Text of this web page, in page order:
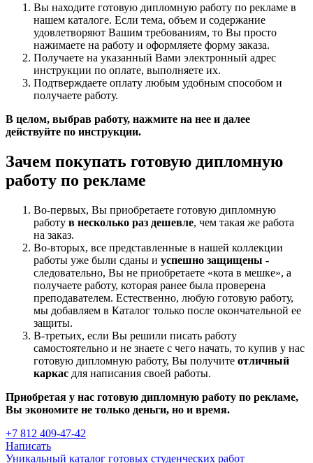
Вы находите готовую дипломную работу по рекламе в
нашем каталоге. Если тема, объем и содержание
удовлетворяют Вашим требованиям, то Вы просто
нажимаете на работу и оформляете форму заказа.
Получаете на указанный Вами электронный адрес
инструкции по оплате, выполняете их.
Подтверждаете оплату любым удобным способом и
получаете работу.
В целом, выбрав работу, нажмите на нее и далее
действуйте по инструкции.
Зачем покупать готовую дипломную
работу по рекламе
Во-первых, Вы приобретаете готовую дипломную
работу в несколько раз дешевле, чем такая же работа
на заказ.
Во-вторых, все представленные в нашей коллекции
работы уже были сданы и успешно защищены -
следовательно, Вы не приобретаете «кота в мешке», а
получаете работу, которая ранее была проверена
преподавателем. Естественно, любую готовую работу,
мы добавляем в Каталог только после окончательной ее
защиты.
В-третьих, если Вы решили писать работу
самостоятельно и не знаете с чего начать, то купив у нас
готовую дипломную работу, Вы получите отличный
каркас для написания своей работы.
Приобретая у нас готовую дипломную работу по рекламе,
Вы экономите не только деньги, но и время.
+7 812 409-47-42
Написать
Уникальный каталог готовых студенческих работ